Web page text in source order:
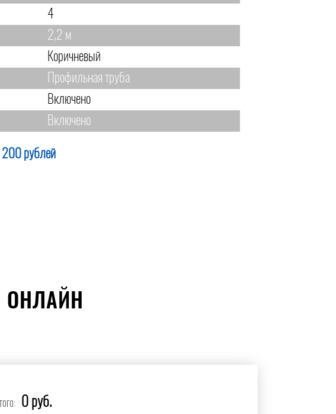
4
2,2 м
Коричневый
Профильная труба
Включено
Включено
рублей
ОНЛАЙН
0 руб.